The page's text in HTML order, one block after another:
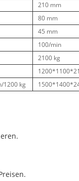
210 mm
80 mm
45 mm
100/min
2100 kg
1200 kg